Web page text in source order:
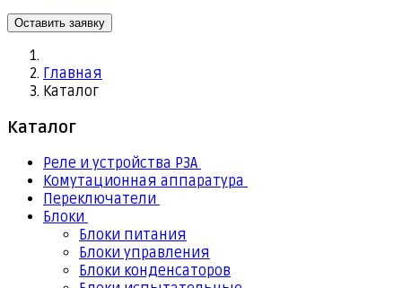
Оставить заявку
Главная
Каталог
Каталог
Реле и устройства РЗА
Комутационная аппаратура
Переключатели
Блоки
Блоки питания
Блоки управления
Блоки конденсаторов